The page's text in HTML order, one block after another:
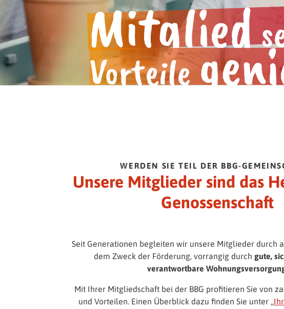
Alles Wichtige zum Nachlesen.
Gemeinsam mehr erleben.
Mitglied
Vorteile
WERDEN SIE TEIL DER BBG-
Unsere Mitglieder sind das
Genossenschaft
Seit Generationen begleiten wir unsere Mitglieder durch
dem Zweck der Förderung, vorrangig durchgute,
verantwortbare
Mit Ihrer Mitgliedschaft bei der BBG profitieren Sie von
und Vorteilen. Einen Überblick dazu finden Sie unter „